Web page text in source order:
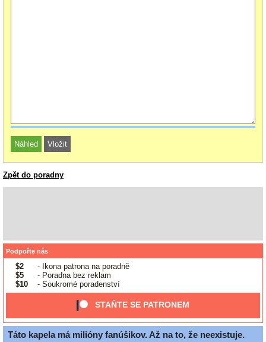
Zpět do poradny
Podpořte nás
$2
- Ikona patrona na poradně
$5
- Poradna bez reklam
$10
- Soukromé poradenství
STAŇTE SE PATRONEM
Táto kapela má milióny fanúšikov. Až na to, že neexistuje.